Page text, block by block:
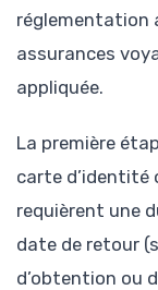
réglementation
assurances
appliquée.
La première
carte d’identité
requièrent une
date de retour
d’obtention ou